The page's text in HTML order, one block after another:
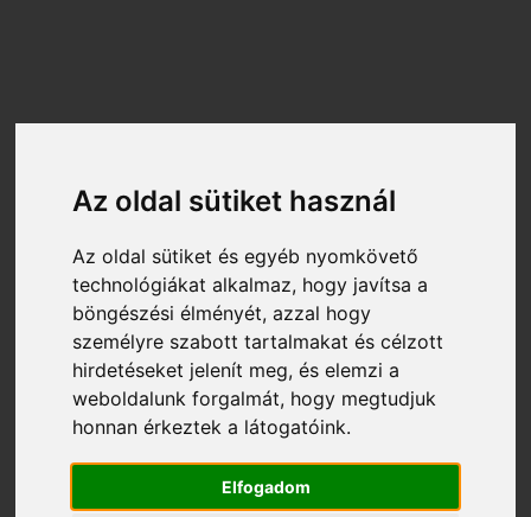
Az oldal sütiket használ
Az oldal sütiket és egyéb nyomkövető
technológiákat alkalmaz, hogy javítsa a
böngészési élményét, azzal hogy
személyre szabott tartalmakat és célzott
hirdetéseket jelenít meg, és elemzi a
weboldalunk forgalmát, hogy megtudjuk
honnan érkeztek a látogatóink.
Elfogadom
http://www.fitness.hu 2026-08-09 17:06:40
FEHÉRJEDÚS ÉTELEK ÉS
ITALOK A CSIRKEMELLEN TÚL
Ha unod a csirkemellet rizzsel és egy kis
egészséges változatosságra vágysz,
csempészd be őket az étrendedbe!